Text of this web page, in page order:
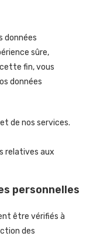
données
sûre,
fin, vous
données
de nos services.
relatives aux
personnelles
être vérifiés à
des